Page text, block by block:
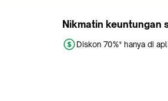
Nikmatin keuntungan
Diskon 70%* hanya di